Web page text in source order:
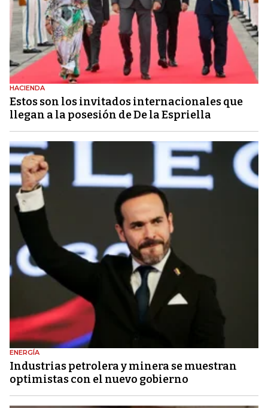
HACIENDA
Estos son los invitados internacionales que
llegan a la posesión de De la Espriella
ENERGÍA
Industrias petrolera y minera se muestran
optimistas con el nuevo gobierno